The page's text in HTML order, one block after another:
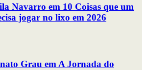
Navarro em 10 Coisas que um
jogar no lixo em 2026
Grau em A Jornada do